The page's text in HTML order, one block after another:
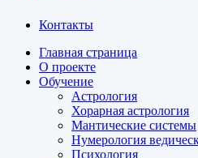
Контакты
Главная страница
О проекте
Обучение
Астрология
Хорарная астрология
Мантические системы
Нумерология
Психология